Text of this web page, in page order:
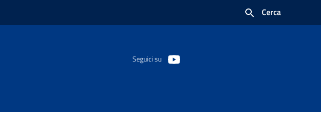
Cerca
Seguici su